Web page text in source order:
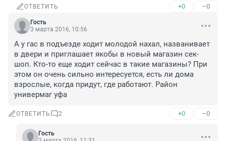
ОТВЕТИТЬ +0 –0
Гость
3 марта 2016, 10:56
А у гас в подъезде ходит молодой нахал, названивает
в двери и приглашает якобы в новый магазин сек-
шоп. Кто-то еще ходит сейчас в такие магазины? При
этом он очень сильно интересуется, есть ли дома
взрослые, когда придут, где работают. Район
универмаг уфа
ОТВЕТИТЬ 2 +0 –0
Гость